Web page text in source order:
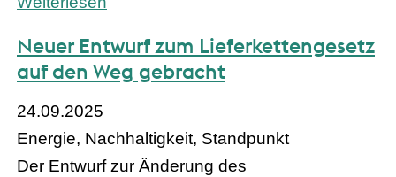
Neuer Entwurf zum Lieferkettengesetz
auf den Weg gebracht
24.09.2025
Energie, Nachhaltigkeit, Standpunkt
Der Entwurf zur Änderung des